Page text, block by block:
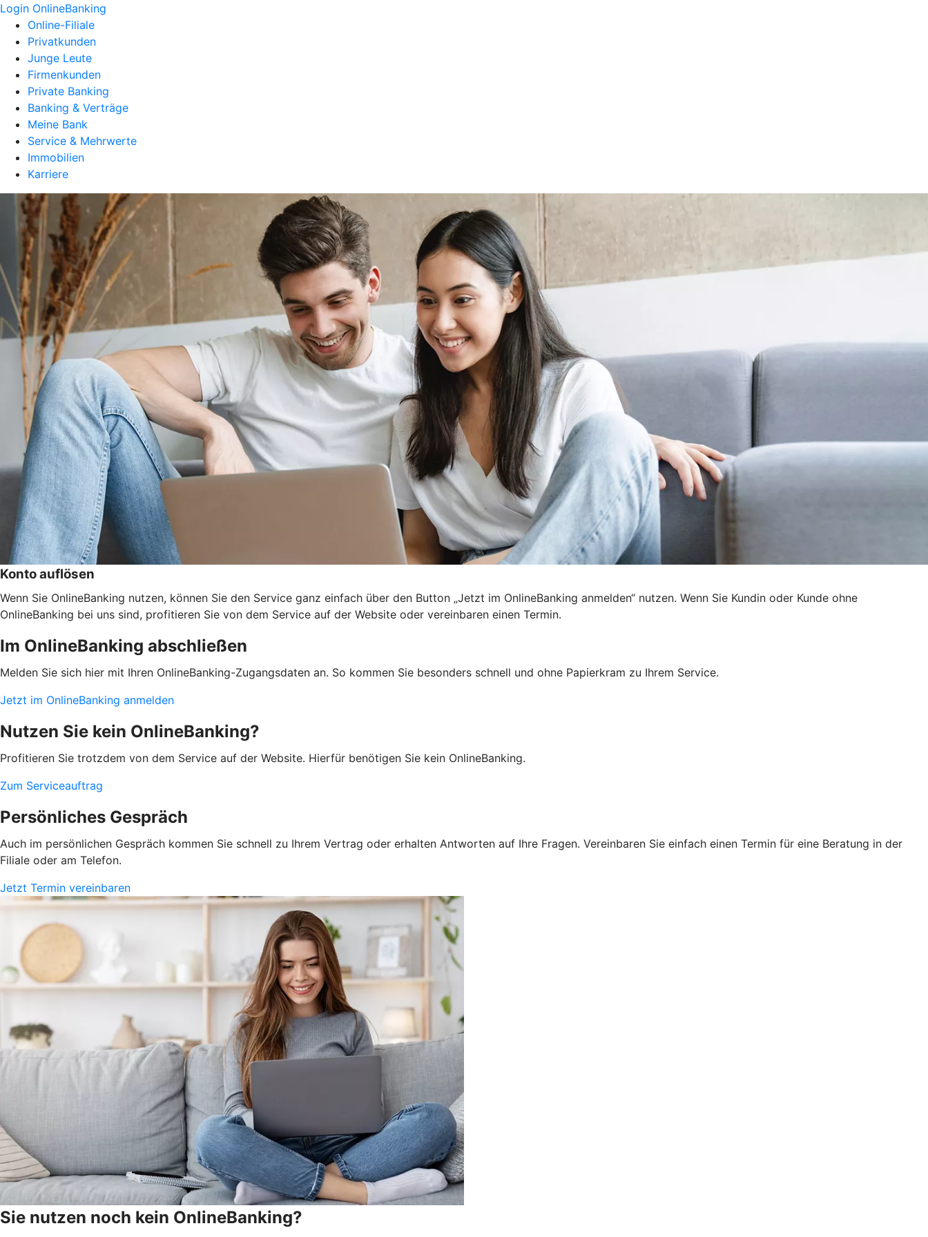
Login OnlineBanking
Online-Filiale
Privatkunden
Junge Leute
Firmenkunden
Private Banking
Banking & Verträge
Meine Bank
Service & Mehrwerte
Immobilien
Karriere
Konto auflösen
Wenn Sie OnlineBanking nutzen, können Sie den Service ganz einfach über den Button „Jetzt im OnlineBanking anmelden“ nutzen. Wenn Sie Kundin oder Kunde ohne
OnlineBanking bei uns sind, profitieren Sie von dem Service auf der Website oder vereinbaren einen Termin.
Im OnlineBanking abschließen
Melden Sie sich hier mit Ihren OnlineBanking-Zugangsdaten an. So kommen Sie besonders schnell und ohne Papierkram zu Ihrem Service.
Jetzt im OnlineBanking anmelden
Nutzen Sie kein OnlineBanking?
Profitieren Sie trotzdem von dem Service auf der Website. Hierfür benötigen Sie kein OnlineBanking.
Zum Serviceauftrag
Persönliches Gespräch
Auch im persönlichen Gespräch kommen Sie schnell zu Ihrem Vertrag oder erhalten Antworten auf Ihre Fragen. Vereinbaren Sie einfach einen Termin für eine Beratung in der
Filiale oder am Telefon.
Jetzt Termin vereinbaren
Sie nutzen noch kein OnlineBanking?